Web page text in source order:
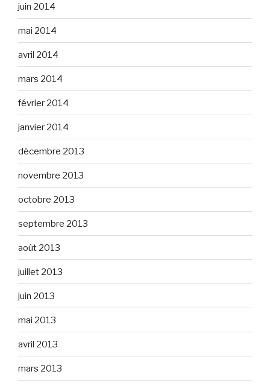
juin 2014
mai 2014
avril 2014
mars 2014
février 2014
janvier 2014
décembre 2013
novembre 2013
octobre 2013
septembre 2013
août 2013
juillet 2013
juin 2013
mai 2013
avril 2013
mars 2013